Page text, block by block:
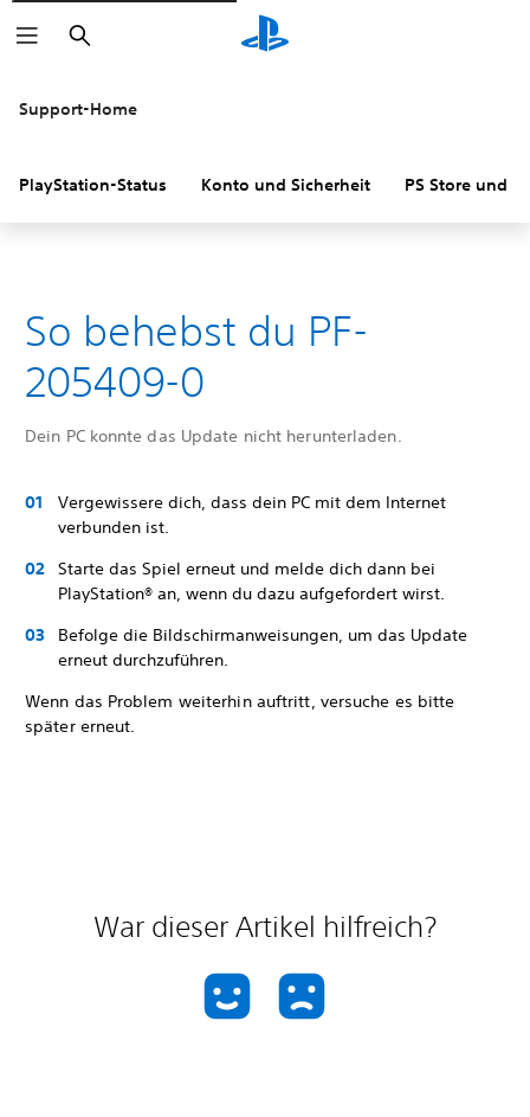
Suchen
Support-Home
PlayStation-Status Konto und Sicherheit PS Store und
So behebst du PF-
205409-0
Dein PC konnte das Update nicht herunterladen.
Vergewissere dich, dass dein PC mit dem Internet
verbunden ist.
Starte das Spiel erneut und melde dich dann bei
PlayStation® an, wenn du dazu aufgefordert wirst.
Befolge die Bildschirmanweisungen, um das Update
erneut durchzuführen.
Wenn das Problem weiterhin auftritt, versuche es bitte
später erneut.
War dieser Artikel hilfreich?